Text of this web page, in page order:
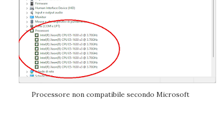
Processore non compatibile secondo Microsoft